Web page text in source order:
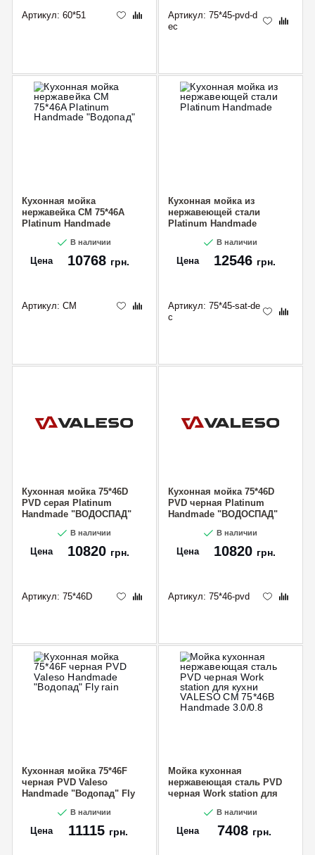
Артикул: 60*51 Артикул: 75*45-pvd-d
ec
Кухонная мойка
нержавейка CM 75*46A
Platinum Handmade
В наличии
Цена 10768 грн.
Артикул: CM
Кухонная мойка из
нержавеющей стали
Platinum Handmade
В наличии
Цена 12546 грн.
Артикул: 75*45-sat-de
c
Кухонная мойка 75*46D
PVD серая Platinum
Handmade "ВОДОСПАД"
В наличии
Цена 10820 грн.
Артикул: 75*46D
Кухонная мойка 75*46D
PVD черная Platinum
Handmade "ВОДОСПАД"
В наличии
Цена 10820 грн.
Артикул: 75*46-pvd
Кухонная мойка 75*46F
черная PVD Valeso
Handmade "Водопад" Fly
В наличии
Цена 11115 грн.
Мойка кухонная
нержавеющая сталь PVD
черная Work station для
Handmade 3.0/0.8
В наличии
Цена 7408 грн.